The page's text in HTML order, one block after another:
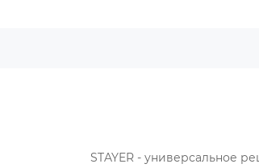
STAYER - универсальное